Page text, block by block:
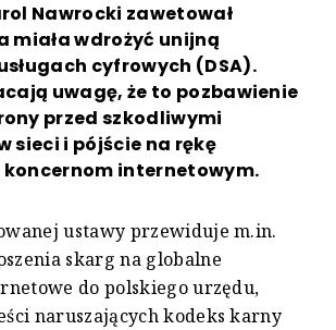
Nawrocki zawetował
miała wdrożyć unijną
cyfrowych (DSA).
uwagę, że to pozbawienie
przed szkodliwymi
sieci i pójście na rękę
internetowym.
ustawy przewiduje m.in.
skarg na globalne
do polskiego urzędu,
naruszających kodeks karny